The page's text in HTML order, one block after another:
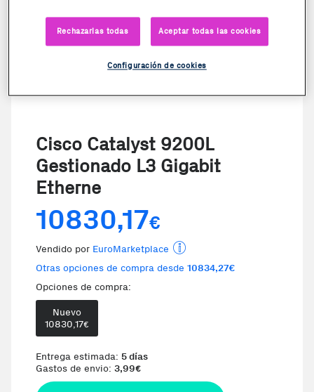
Cisco Catalyst 9200L
Gestionado L3 Gigabit
Etherne
10830,17€
Vendido por EuroMarketplace
Otras opciones de compra desde 10834,27€
Opciones de compra:
Nuevo
10830,17€
Entrega estimada: 5 días
Gastos de envio: 3,99€
Rechazarlas todas Aceptar todas las cookies
Configuración de cookies